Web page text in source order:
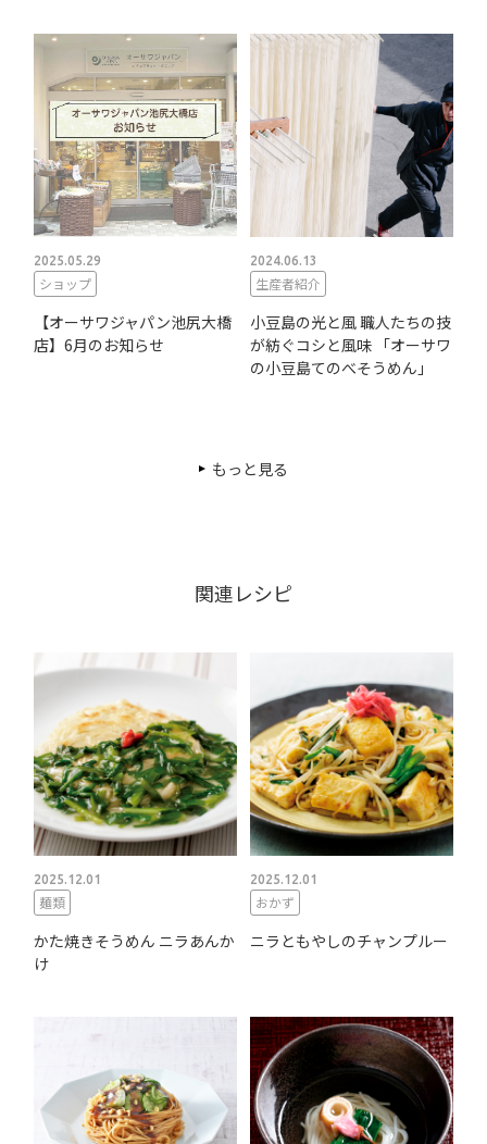
2025.05.29
ショップ
【オーサワジャパン池尻大橋
店】6月のお知らせ
2024.06.13
生産者紹介
小豆島の光と風 職人たちの技
が紡ぐコシと風味 「オーサワ
の小豆島てのべそうめん」
もっと見る
関連レシピ
2025.12.01
麺類
かた焼きそうめん ニラあんか
け
2025.12.01
おかず
ニラともやしのチャンプルー